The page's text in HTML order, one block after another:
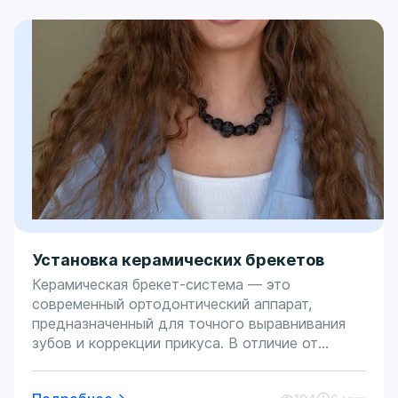
эмали. Главное — довериться опытному
специалисту и не пытаться снять конструкцию
самостоятельно.
Установка керамических брекетов
Керамическая брекет-система — это
современный ортодонтический аппарат,
предназначенный для точного выравнивания
зубов и коррекции прикуса. В отличие от